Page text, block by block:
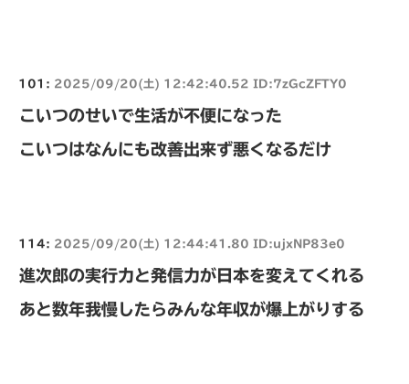
101: 2025/09/20(土) 12:42:40.52 ID:7zGcZFTY0
こいつのせいで生活が不便になった
こいつはなんにも改善出来ず悪くなるだけ
114: 2025/09/20(土) 12:44:41.80 ID:ujxNP83e0
進次郎の実行力と発信力が日本を変えてくれる
あと数年我慢したらみんな年収が爆上がりする